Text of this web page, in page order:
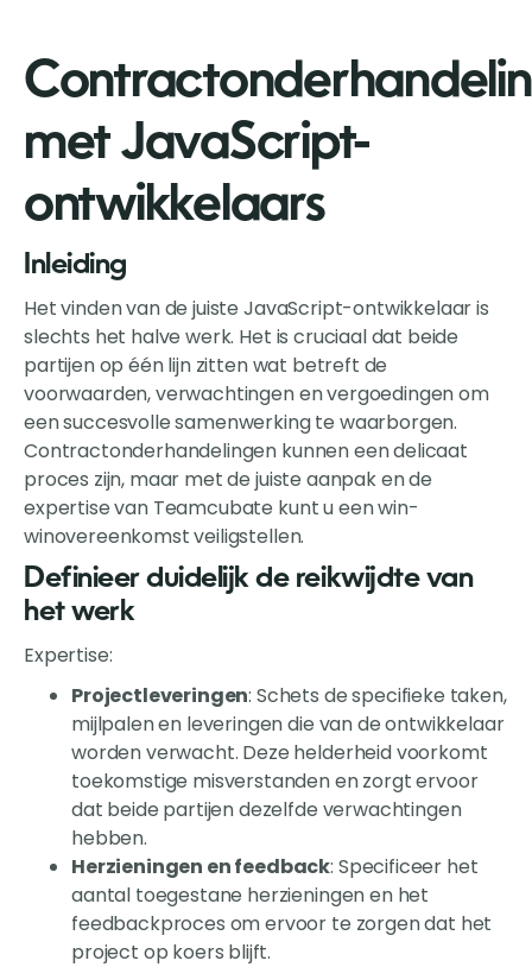
met JavaScript-
ontwikkelaars
Inleiding
Het vinden van de juiste JavaScript-ontwikkelaar is
slechts het halve werk. Het is cruciaal dat beide
partijen op één lijn zitten wat betreft de
voorwaarden, verwachtingen en vergoedingen om
een succesvolle samenwerking te waarborgen.
Contractonderhandelingen kunnen een delicaat
proces zijn, maar met de juiste aanpak en de
expertise van Teamcubate kunt u een win-
winovereenkomst veiligstellen.
Definieer duidelijk de reikwijdte van
het werk
Expertise:
Projectleveringen: Schets de specifieke taken,
mijlpalen en leveringen die van de ontwikkelaar
worden verwacht. Deze helderheid voorkomt
toekomstige misverstanden en zorgt ervoor
dat beide partijen dezelfde verwachtingen
hebben.
Herzieningen en feedback: Specificeer het
aantal toegestane herzieningen en het
feedbackproces om ervoor te zorgen dat het
project op koers blijft.